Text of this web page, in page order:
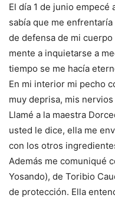
El día 1 de junio empecé
sabía que me
de defensa de mi
mente a inquietarse a
tiempo se me hacía
En mi interior mi pecho
muy deprisa, mis
Llamé a la maestra
usted le dice, ella me
con los otros
Además me comuniqué
Yosando), de Toribio
de protección. Ella